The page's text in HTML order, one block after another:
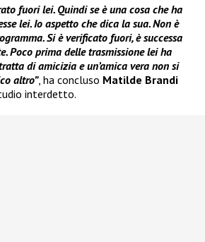
fuori lei. Quindi se è una cosa che ha
lei. Io aspetto che dica la sua. Non è
Si è verificato fuori, è successa
Poco prima delle trasmissione lei ha
di amicizia e un’amica vera non si
altro”, ha concluso Matilde Brandi
interdetto.